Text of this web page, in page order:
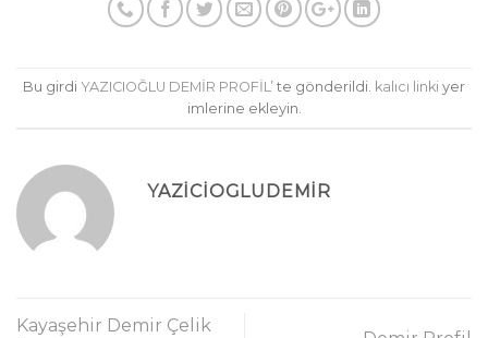
Bu girdi YAZICIOĞLU DEMİR PROFİL ’ te gönderildi. kalıcı linki yer
imlerine ekleyin.
YAZICIOGLUDEMIR
Kayaşehir Demir Çelik